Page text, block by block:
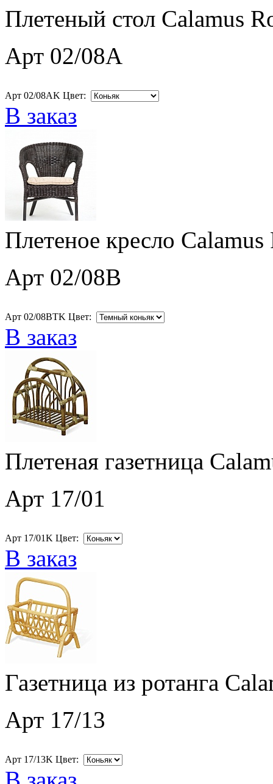
Плетеный стол Calamus
Арт 02/08A
Арт 02/08AK Цвет:
В заказ
Плетеное кресло
Арт 02/08B
Арт 02/08BTK Цвет:
В заказ
Плетеная газетница
Арт 17/01
Арт 17/01K Цвет:
В заказ
Газетница из ротанга
Арт 17/13
Арт 17/13K Цвет: